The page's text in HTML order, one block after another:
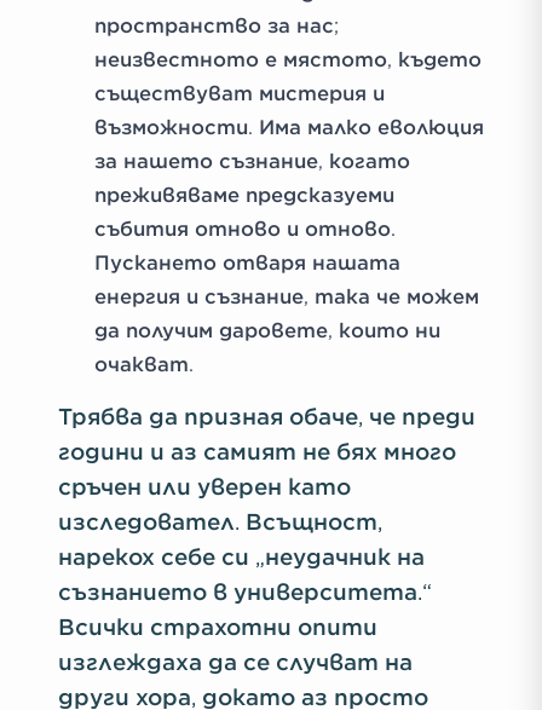
пространство за нас;
неизвестното е мястото, където
съществуват мистерия и
възможности. Има малко еволюция
за нашето съзнание, когато
преживяваме предсказуеми
събития отново и отново.
Пускането отваря нашата
енергия и съзнание, така че можем
да получим даровете, които ни
очакват.
Трябва да призная обаче, че преди
години и аз самият не бях много
сръчен или уверен като
изследовател. Всъщност,
нарекох себе си „неудачник на
съзнанието в университета.“
Всички страхотни опити
изглеждаха да се случват на
други хора, докато аз просто